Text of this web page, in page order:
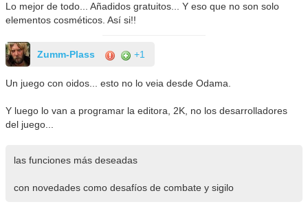
Lo mejor de todo... Añadidos gratuitos... Y eso que no son solo
elementos cosméticos. Así si!!
Zumm-Plass +1
Un juego con oidos... esto no lo veia desde Odama.
Y luego lo van a programar la editora, 2K, no los desarrolladores
del juego...
las funciones más deseadas
con novedades como desafíos de combate y sigilo